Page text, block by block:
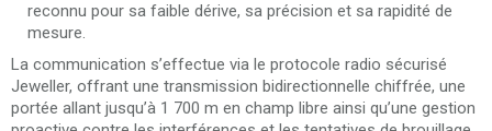
reconnu pour sa faible dérive, sa précision et sa rapidité de
mesure.
La communication s’effectue via le protocole radio sécurisé
Jeweller, offrant une transmission bidirectionnelle chiffrée, une
portée allant jusqu’à 1 700 m en champ libre ainsi qu’une gestion